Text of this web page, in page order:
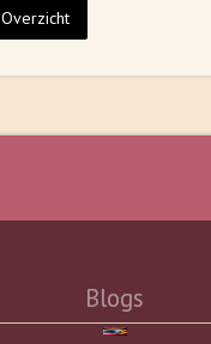
Overzicht
Blogs